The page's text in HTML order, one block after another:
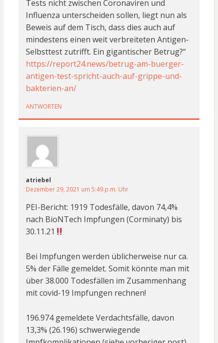
Tests nicht zwischen Coronaviren und
Influenza unterscheiden sollen, liegt nun als
Beweis auf dem Tisch, dass dies auch auf
mindestens einen weit verbreiteten Antigen-
Selbsttest zutrifft. Ein gigantischer Betrug?“
https://report24.news/betrug-am-buerger-
antigen-test-spricht-auch-auf-grippe-und-
bakterien-an/
ANTWORTEN
atriebel
Dezember 29, 2021 um 5:49 p.m. Uhr
PEI-Bericht: 1919 Todesfälle, davon 74,4%
nach BioNTech Impfungen (Corminaty) bis
30.11.21
Bei Impfungen werden üblicherweise nur ca.
5% der Fälle gemeldet. Somit könnte man mit
über 38.000 Todesfällen im Zusammenhang
mit covid-19 Impfungen rechnen!
196.974 gemeldete Verdachtsfälle, davon
13,3% (26.196) schwerwiegende